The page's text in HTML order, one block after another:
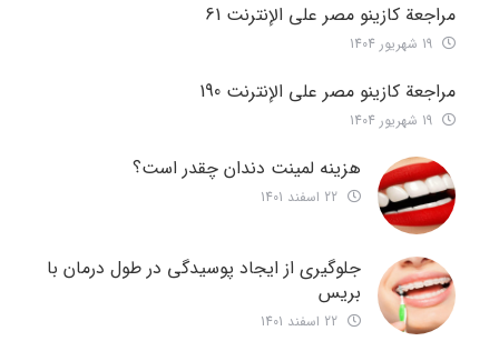
مراجعة كازينو مصر على الإنترنت 61
مراجعة كازينو مصر على الإنترنت 190
هزینه لمینت دندان چقدر است؟
جلوگیری از ایجاد پوسیدگی در طول درمان با
بریس